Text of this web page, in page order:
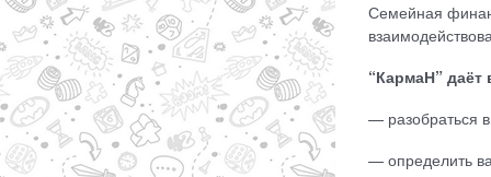
Семейная
“КармаН” даёт
— разобраться
— определить